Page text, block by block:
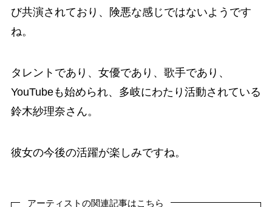
び共演されており、険悪な感じではないようです
ね。
タレントであり、女優であり、歌手であり、
YouTubeも始められ、多岐にわたり活動されている
鈴木紗理奈さん。
彼女の今後の活躍が楽しみですね。
アーティストの関連記事はこちら